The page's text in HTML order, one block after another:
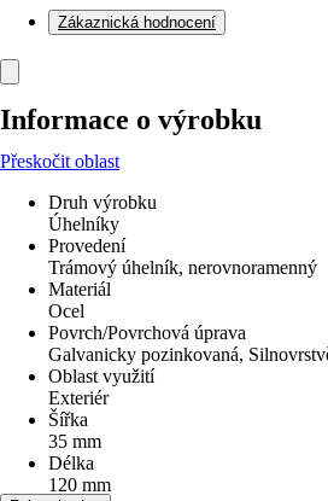
Zákaznická hodnocení
Informace o výrobku
Přeskočit oblast
Druh výrobku
Úhelníky
Provedení
Trámový úhelník, nerovnoramenný
Materiál
Ocel
Povrch/Povrchová úprava
Galvanicky pozinkovaná,
Oblast využití
Exteriér
Šířka
35 mm
Délka
120 mm